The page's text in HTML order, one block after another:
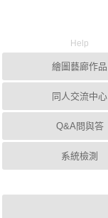
Help
繪圖藝廊作品
同人交流中心
Q&A問與答
系統檢測